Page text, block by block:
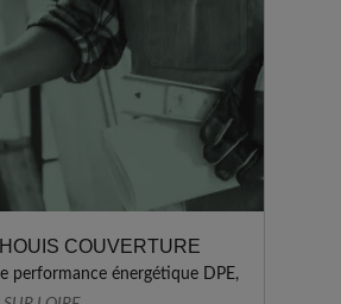
COUVERTURE
performance énergétique DPE,